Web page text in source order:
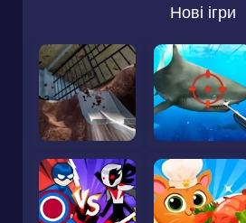
Нові ігри